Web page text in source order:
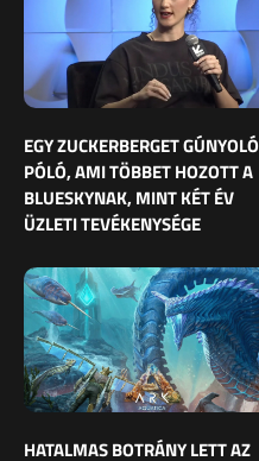
EGY ZUCKERBERGET GÚNYOLÓ
PÓLÓ, AMI TÖBBET HOZOTT A
BLUESKYNAK, MINT KÉT ÉV
ÜZLETI TEVÉKENYSÉGE
HATALMAS BOTRÁNY LETT AZ